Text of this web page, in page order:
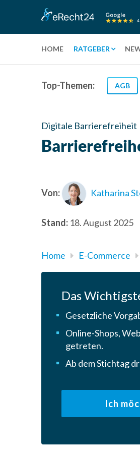
HOME RATGEBER
Top-Themen: AGB
Digitale Barrierefreiheit
Von: Katharina
Stand: 18. August 2025
Home E-Commerce
Das
Gesetzliche
Online-Shops,
getreten.
Ab dem Stichtag
Ich